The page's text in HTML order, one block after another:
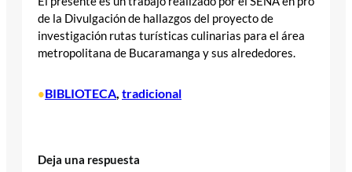
de la Divulgación de hallazgos del proyecto de
investigación rutas turísticas culinarias para el área
metropolitana de Bucaramanga y sus alrededores.
•BIBLIOTECA, tradicional
Deja una respuesta